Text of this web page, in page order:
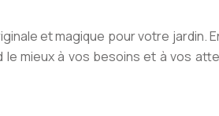
et magique pour votre jardin.
mieux à vos besoins et à vos